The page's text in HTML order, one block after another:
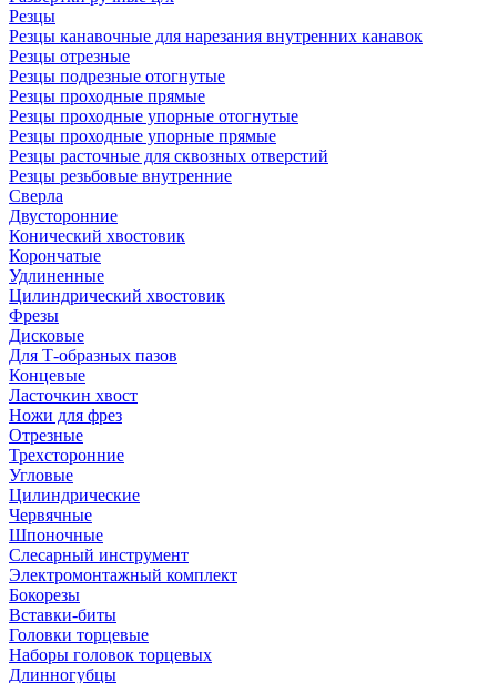
Резцы
Резцы канавочные для нарезания внутренних канавок
Резцы отрезные
Резцы подрезные отогнутые
Резцы проходные прямые
Резцы проходные упорные отогнутые
Резцы проходные упорные прямые
Резцы расточные для сквозных отверстий
Резцы резьбовые внутренние
Сверла
Двусторонние
Конический хвостовик
Корончатые
Удлиненные
Цилиндрический хвостовик
Фрезы
Дисковые
Для Т-образных пазов
Концевые
Ласточкин хвост
Ножи для фрез
Отрезные
Трехсторонние
Угловые
Цилиндрические
Червячные
Шпоночные
Слесарный инструмент
Электромонтажный комплект
Бокорезы
Вставки-биты
Головки торцевые
Наборы головок торцевых
Длинногубцы